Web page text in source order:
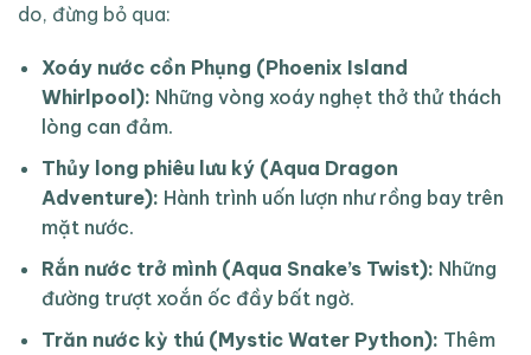
do, đừng bỏ qua:
Xoáy nước cồn Phụng (Phoenix Island
Whirlpool): Những vòng xoáy nghẹt thở thử thách
lòng can đảm.
Thủy long phiêu lưu ký (Aqua Dragon
Adventure): Hành trình uốn lượn như rồng bay trên
mặt nước.
Rắn nước trở mình (Aqua Snake’s Twist): Những
đường trượt xoắn ốc đầy bất ngờ.
Trăn nước kỳ thú (Mystic Water Python): Thêm